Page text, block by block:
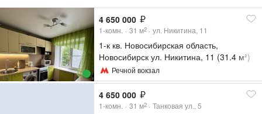
4 650 000
1-комн. 31 м2 ул. Никитина, 11
1-к кв. Новосибирская область,
Новосибирск ул. Никитина, 11 (31.4 м²)
Речной вокзал
4 650 000
1-комн. 31 м2 Танковая ул., 5